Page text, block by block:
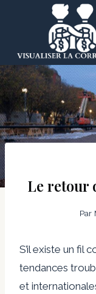
Le retour
Par
S’il existe un fil
tendances
et